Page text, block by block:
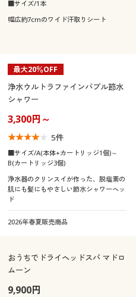
■サイズ/1本
幅広約7cmのワイド汗取りシート
最大20％OFF
浄水ウルトラファインバブル節水
シャワー
3,300円～
5件
■サイズ/A(本体+カートリッジ1個)～
B(カートリッジ3個)
浄水器のクリンスイが作った、脱塩素の
肌にも髪にもやさしい節水シャワーヘッ
ド
2026年春夏販売商品
おうちでドライヘッドスパ マドロ
ムーン
9,900円